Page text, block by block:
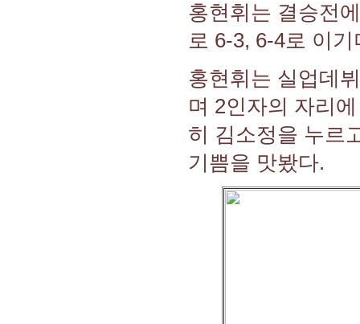
홍현휘는 결승전
로 6-3, 6-4로 이
홍현휘는 실업데
며 2인자의 자리
히 김소정을 누르
기쁨을 맛봤다.